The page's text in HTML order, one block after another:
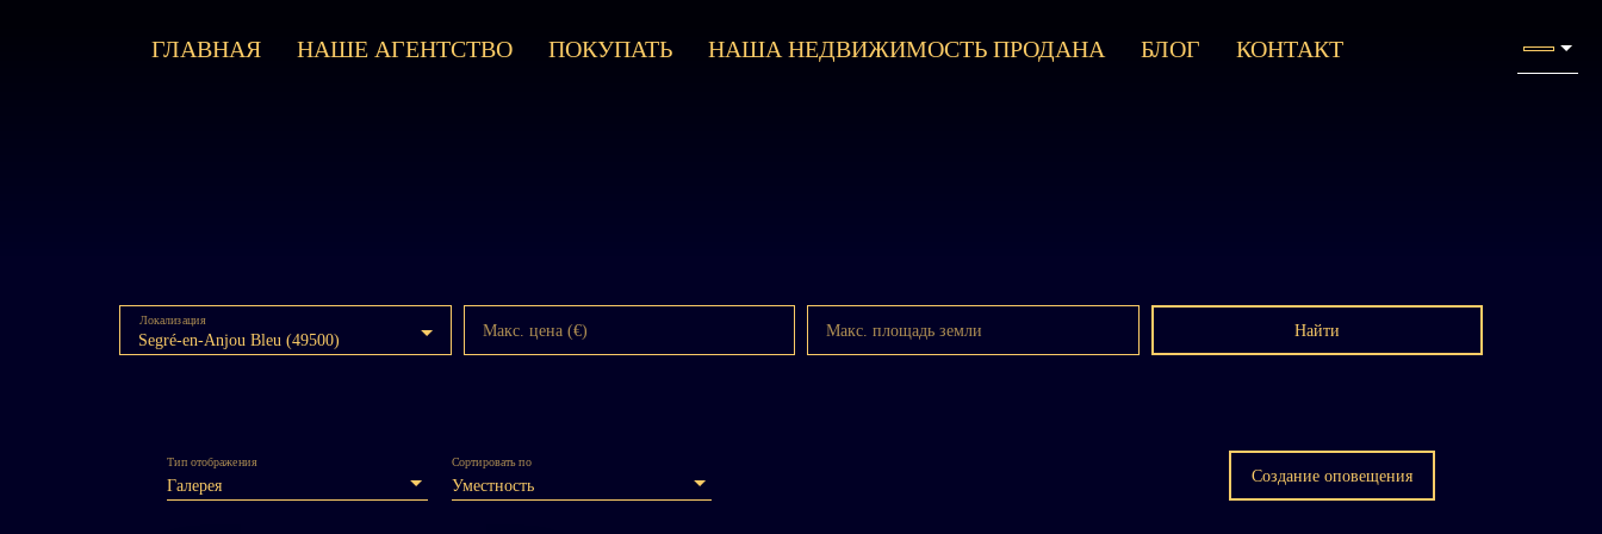
ГЛАВНАЯ НАШЕ АГЕНТСТВО ПОКУПАТЬ НАША НЕДВИЖИМОСТЬ ПРОДАНА БЛОГ КОНТАКТ
Segré-en-Anjou Bleu (49500)
Локализация
Макс. цена (€) Макс. площадь земли Найти
Галерея
Тип отображения
Уместность
Сортировать по
Создание оповещения